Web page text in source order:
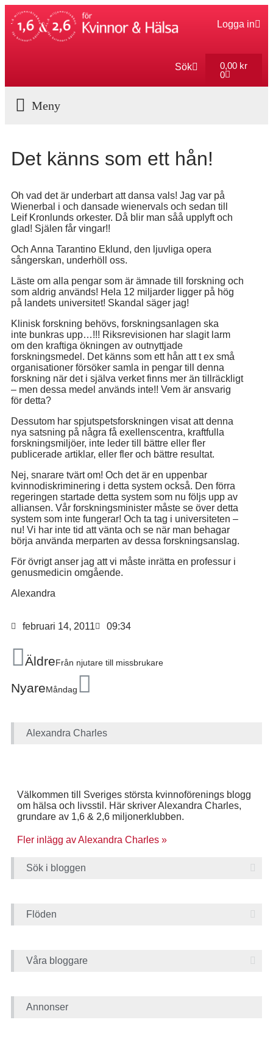
Logga in
Sök 0,00 kr
0
Det känns som ett hån!
Oh vad det är underbart att dansa vals! Jag var på
Wienerbal i och dansade wienervals och sedan till
Leif Kronlunds orkester. Då blir man såå upplyft och
glad! Själen får vingar!!
Och Anna Tarantino Eklund, den ljuvliga opera
sångerskan, underhöll oss.
Läste om alla pengar som är ämnade till forskning och
som aldrig används! Hela 12 miljarder ligger på hög
på landets universitet! Skandal säger jag!
Klinisk forskning behövs, forskningsanlagen ska
inte bunkras upp…!!! Riksrevisionen har slagit larm
om den kraftiga ökningen av outnyttjade
forskningsmedel. Det känns som ett hån att t ex små
organisationer försöker samla in pengar till denna
forskning när det i själva verket finns mer än tillräckligt
– men dessa medel används inte!! Vem är ansvarig
för detta?
Dessutom har spjutspetsforskningen visat att denna
nya satsning på några få exellenscentra, kraftfulla
forskningsmiljöer, inte leder till bättre eller fler
publicerade artiklar, eller fler och bättre resultat.
Nej, snarare tvärt om! Och det är en uppenbar
kvinnodiskriminering i detta system också. Den förra
regeringen startade detta system som nu följs upp av
alliansen. Vår forskningsminister måste se över detta
system som inte fungerar! Och ta tag i universiteten –
nu! Vi har inte tid att vänta och se när man behagar
börja använda merparten av dessa forskningsanslag.
För övrigt anser jag att vi måste inrätta en professur i
genusmedicin omgående.
Alexandra
februari 14, 2011 09:34
ÄldreFrån njutare till missbrukare
NyareMåndag
Alexandra Charles
Välkommen till Sveriges största kvinnoförenings blogg
om hälsa och livsstil. Här skriver Alexandra Charles,
grundare av 1,6 & 2,6 miljonerklubben.
Fler inlägg av Alexandra Charles »
Sök i bloggen
Flöden
Våra bloggare
Annonser